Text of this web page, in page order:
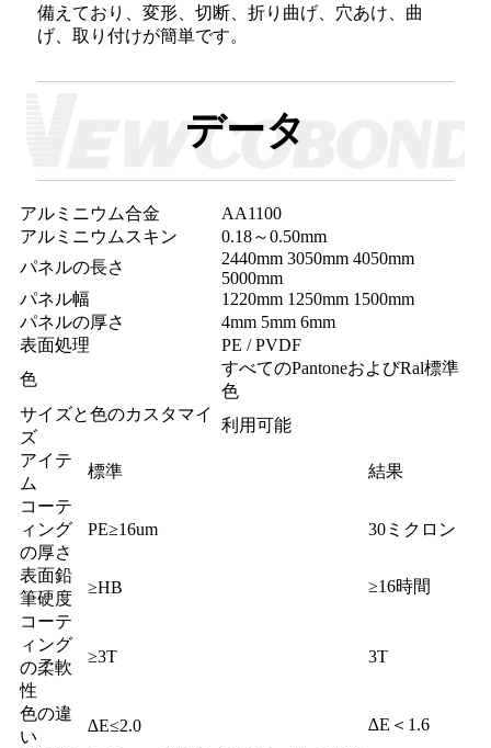
備えており、変形、切断、折り曲げ、穴あけ、曲
げ、取り付けが簡単です。
データ
アルミニウム合金
AA1100
アルミニウムスキン
0.18～0.50mm
パネルの長さ
2440mm 3050mm 4050mm
5000mm
パネル幅
1220mm 1250mm 1500mm
パネルの厚さ
4mm 5mm 6mm
表面処理
PE / PVDF
色
すべてのPantoneおよびRal標準
色
サイズと色のカスタマイ
ズ
利用可能
アイテ
ム
標準
結果
コーテ
ィング
の厚さ
PE≥16um 30ミクロン
表面鉛
筆硬度
≥HB
≥16時間
コーテ
ィング
の柔軟
性
≥3T 3T
色の違
い
∆E≤2.0
∆E＜1.6